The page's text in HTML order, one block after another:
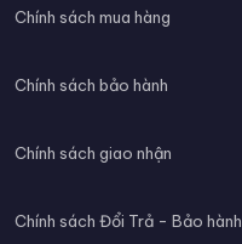
Chính sách mua hàng
Chính sách bảo hành
Chính sách giao nhận
Chính sách Đổi Trả - Bảo hành